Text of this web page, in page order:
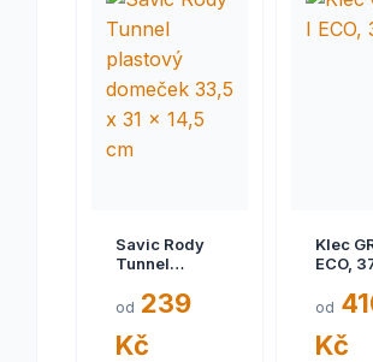
Savic Rody
Tunnel
domeček
14,5 cm
od 239
Kč
Klec
ECO,
od
Kč